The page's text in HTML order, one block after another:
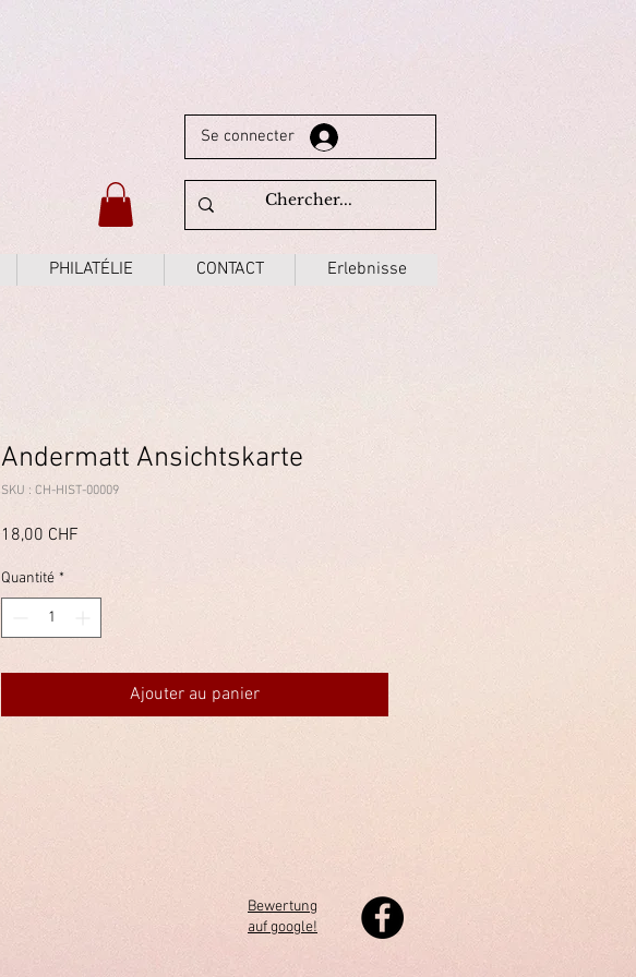
Se connecter
PHILATÉLIE CONTACT Erlebnisse
Andermatt Ansichtskarte
SKU : CH-HIST-00009
18,00 CHF
Quantité *
Ajouter au panier
Bewertung
auf google!